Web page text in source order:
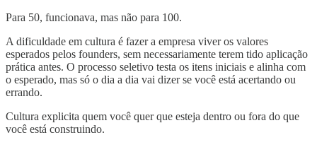
Para 50, funcionava, mas não para 100.
A dificuldade em cultura é fazer a empresa viver os valores
esperados pelos founders, sem necessariamente terem tido aplicação
prática antes. O processo seletivo testa os itens iniciais e alinha com
o esperado, mas só o dia a dia vai dizer se você está acertando ou
errando.
Cultura explicita quem você quer que esteja dentro ou fora do que
você está construindo.